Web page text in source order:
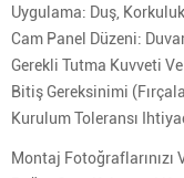
Uygulama: Duş,
Cam Panel Düzeni:
Gerekli Tutma Kuvveti
Bitiş Gereksinimi
Kurulum Toleransı
Montaj